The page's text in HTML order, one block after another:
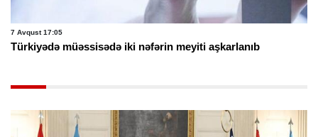
7 Avqust 17:05
Türkiyədə müəssisədə iki nəfərin meyiti aşkarlanıb